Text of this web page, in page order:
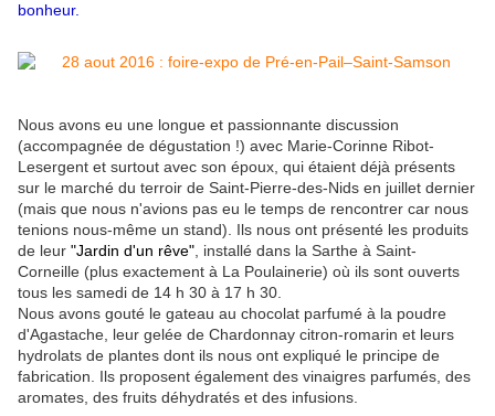
bonheur.
Nous avons eu une longue et passionnante discussion
(accompagnée de dégustation !) avec Marie-Corinne Ribot-
Lesergent et surtout avec son époux, qui étaient déjà présents
sur le marché du terroir de Saint-Pierre-des-Nids en juillet dernier
(mais que nous n'avions pas eu le temps de rencontrer car nous
tenions nous-même un stand). Ils nous ont présenté les produits
de leur "Jardin d'un rêve" , installé dans la Sarthe à Saint-
Corneille (plus exactement à La Poulainerie) où ils sont ouverts
tous les samedi de 14 h 30 à 17 h 30.
Nous avons gouté le gateau au chocolat parfumé à la poudre
d'Agastache, leur gelée de Chardonnay citron-romarin et leurs
hydrolats de plantes dont ils nous ont expliqué le principe de
fabrication. Ils proposent également des vinaigres parfumés, des
aromates, des fruits déhydratés et des infusions.